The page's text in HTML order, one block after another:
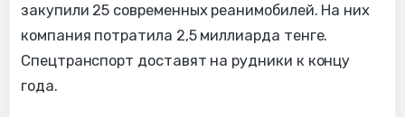
закупили 25 современных реанимобилей. На них
компания потратила 2,5 миллиарда тенге.
Спецтранспорт доставят на рудники к концу
года.